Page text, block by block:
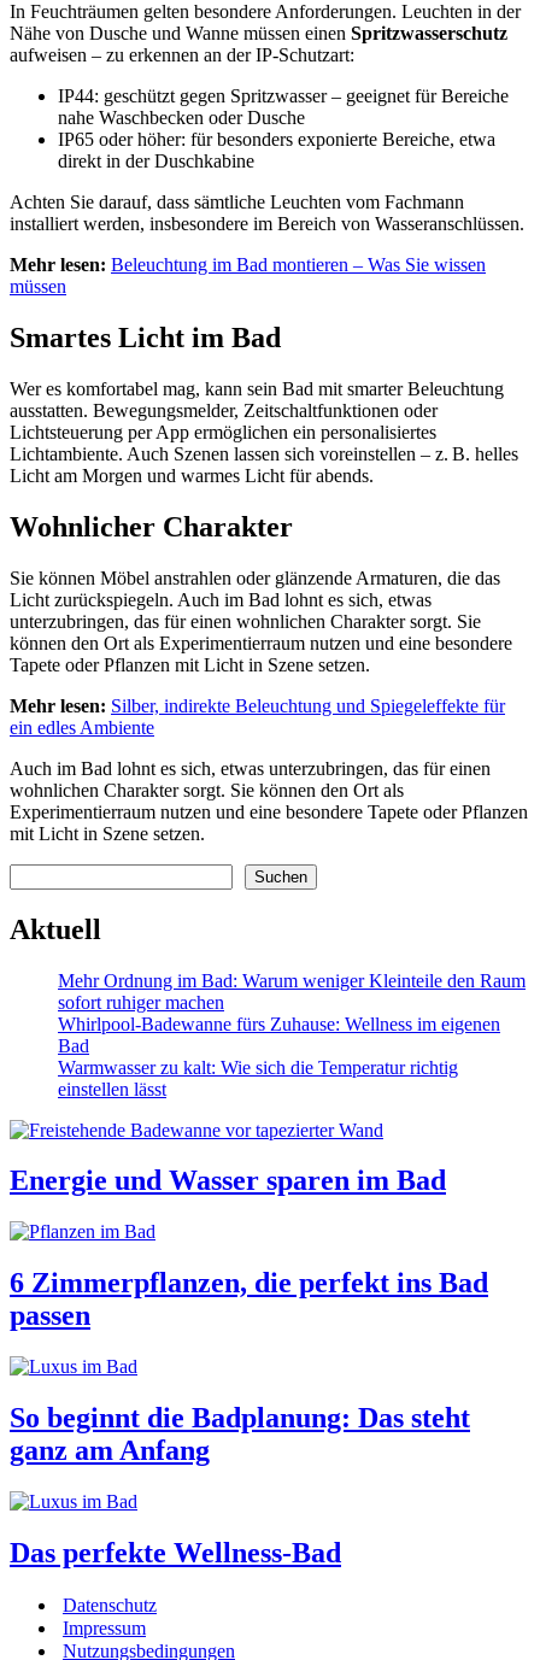
In Feuchträumen gelten besondere Anforderungen. Leuchten in der
Nähe von Dusche und Wanne müssen einen Spritzwasserschutz
aufweisen – zu erkennen an der IP-Schutzart:
IP44: geschützt gegen Spritzwasser – geeignet für Bereiche
nahe Waschbecken oder Dusche
IP65 oder höher: für besonders exponierte Bereiche, etwa
direkt in der Duschkabine
Achten Sie darauf, dass sämtliche Leuchten vom Fachmann
installiert werden, insbesondere im Bereich von Wasseranschlüssen.
Mehr lesen: Beleuchtung im Bad montieren – Was Sie wissen
müssen
Smartes Licht im Bad
Wer es komfortabel mag, kann sein Bad mit smarter Beleuchtung
ausstatten. Bewegungsmelder, Zeitschaltfunktionen oder
Lichtsteuerung per App ermöglichen ein personalisiertes
Lichtambiente. Auch Szenen lassen sich voreinstellen – z. B. helles
Licht am Morgen und warmes Licht für abends.
Wohnlicher Charakter
Sie können Möbel anstrahlen oder glänzende Armaturen, die das
Licht zurückspiegeln. Auch im Bad lohnt es sich, etwas
unterzubringen, das für einen wohnlichen Charakter sorgt. Sie
können den Ort als Experimentierraum nutzen und eine besondere
Tapete oder Pflanzen mit Licht in Szene setzen.
Mehr lesen: Silber, indirekte Beleuchtung und Spiegeleffekte für
ein edles Ambiente
Auch im Bad lohnt es sich, etwas unterzubringen, das für einen
wohnlichen Charakter sorgt. Sie können den Ort als
Experimentierraum nutzen und eine besondere Tapete oder Pflanzen
mit Licht in Szene setzen.
Suchen
Aktuell
Mehr Ordnung im Bad: Warum weniger Kleinteile den Raum
sofort ruhiger machen
Whirlpool-Badewanne fürs Zuhause: Wellness im eigenen
Bad
Warmwasser zu kalt: Wie sich die Temperatur richtig
einstellen lässt
Energie und Wasser sparen im Bad
6 Zimmerpflanzen, die perfekt ins Bad
passen
So beginnt die Badplanung: Das steht
ganz am Anfang
Das perfekte Wellness-Bad
Datenschutz
Impressum
Nutzungsbedingungen